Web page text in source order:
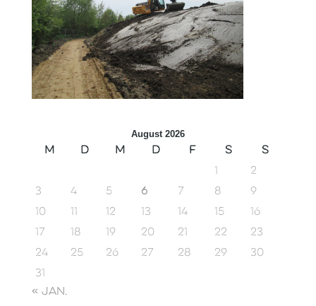
August 2026
M D M D F S
S
1
2
3
4 5 6 7 8
9
10
11 12 13 14 15
16
17
18 19 20 21 22
23
24
25 26 27 28 29
30
31
« Jan.